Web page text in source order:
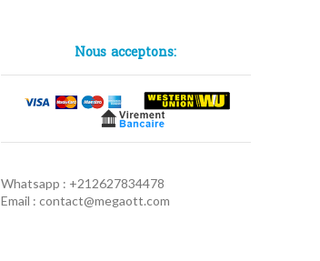
Nous acceptons:
Whatsapp : +212627834478
Email : contact@megaott.com